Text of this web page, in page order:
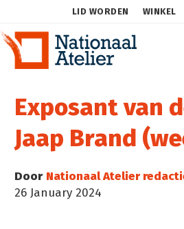
LID WORDEN WINKEL
Exposant van
Jaap Brand
Door Nationaal Atelier
26 January 2024